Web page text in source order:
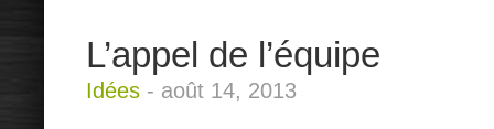
L’appel de l’équipe
Idées - août 14, 2013